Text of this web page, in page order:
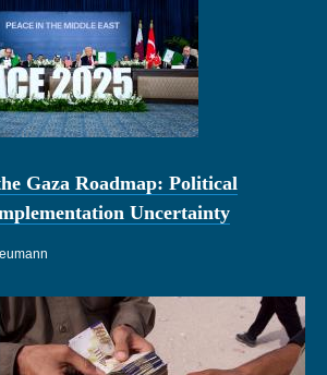
Gaza Roadmap: Political
Uncertainty